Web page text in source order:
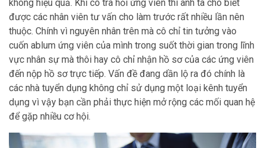
không hiệu quả. Khi cô tra hỏi ứng viên thì anh ta cho biết
được các nhân viên tư vấn cho làm trước rất nhiều lần nên
thuộc. Chính vì nguyên nhân trên mà cô chỉ tin tưởng vào
cuốn ablum ứng viên của mình trong suốt thời gian trong lĩnh
vực nhân sự mà thôi hay cô chỉ nhận hồ sơ của các ứng viên
đến nộp hồ sơ trực tiếp. Vấn đề đang dần lộ ra đó chính là
các nhà tuyển dụng không chỉ sử dụng một loại kênh tuyển
dụng vì vậy bạn cần phải thực hiện mở rộng các mối quan hệ
để gặp nhiều cơ hội.